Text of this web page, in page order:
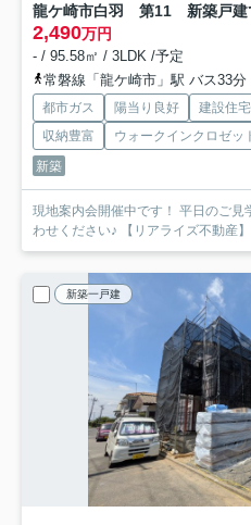
龍ケ崎市白羽 第11 新築戸
2,490万円
- / 95.58㎡ / 3LDK /予定
常磐線「龍ケ崎市」駅 バス33
都市ガス 陽当り良好 建設住
収納豊富
ウォークインクロゼッ
新築
現地案内会開催中です！ 平日のご見
わせください♪ 【リアライズ
新築一戸建